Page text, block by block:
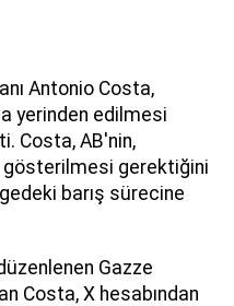
Antonio Costa,
yerinden edilmesi
Costa, AB'nin,
gösterilmesi gerektiğini
barış sürecine
Gazze
Costa, X hesabından